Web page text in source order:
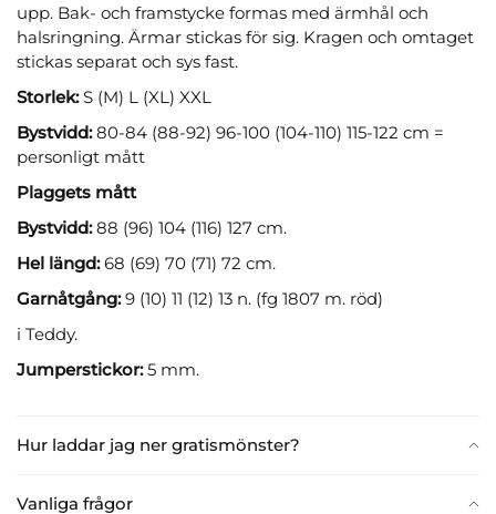
Hur laddar jag ner gratismönster?
Vanliga frågor
upp. Bak- och framstycke formas med ärmhål och
halsringning. Ärmar stickas för sig. Kragen och omtaget
stickas separat och sys fast.
Storlek:S (M) L (XL) XXL
Bystvidd:80-84 (88-92) 96-100 (104-110) 115-122 cm =
personligt mått
Plaggets mått
Bystvidd:88 (96) 104 (116) 127 cm.
Hel längd:68 (69) 70 (71) 72 cm.
Garnåtgång:9 (10) 11 (12) 13 n. (fg 1807 m. röd)
i Teddy.
Jumperstickor:5 mm.